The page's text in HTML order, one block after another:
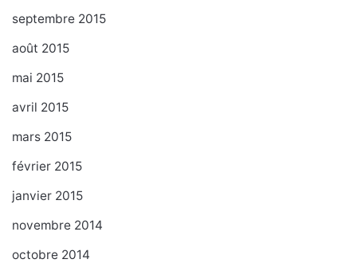
septembre 2015
août 2015
mai 2015
avril 2015
mars 2015
février 2015
janvier 2015
novembre 2014
octobre 2014